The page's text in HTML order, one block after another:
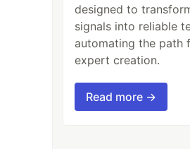
designed to
signals into reliable
automating the path
expert creation.
Read more →